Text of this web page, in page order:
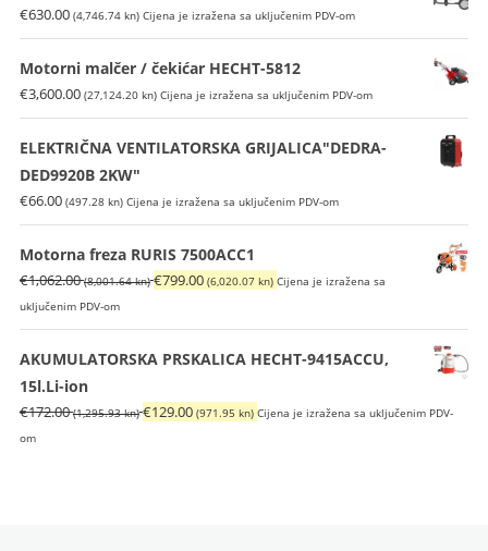
€630.00 (4,746.74 kn) Cijena je izražena sa uključenim PDV-om
Motorni malčer / čekićar HECHT-5812
€3,600.00 (27,124.20 kn) Cijena je izražena sa uključenim PDV-om
ELEKTRIČNA VENTILATORSKA GRIJALICA"DEDRA-
DED9920B 2KW"
€66.00 (497.28 kn) Cijena je izražena sa uključenim PDV-om
Motorna freza RURIS 7500ACC1
€1,062.00 (8,001.64 kn)Izvorna
bila
je:
(8,001.64
€799.00 (6,020.07 kn) Trenutna
je:
€799.00
Cijena je izražena sa
uključenim PDV-om
AKUMULATORSKA PRSKALICA HECHT-9415ACCU,
15l.Li-ion
€172.00 (1,295.93 kn)Izvorna
€129.00 (971.95 kn) Trenutna
Cijena je izražena sa uključenim PDV-
om